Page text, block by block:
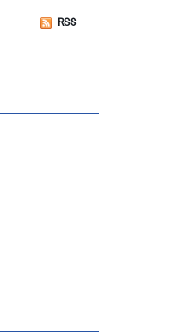
RSS